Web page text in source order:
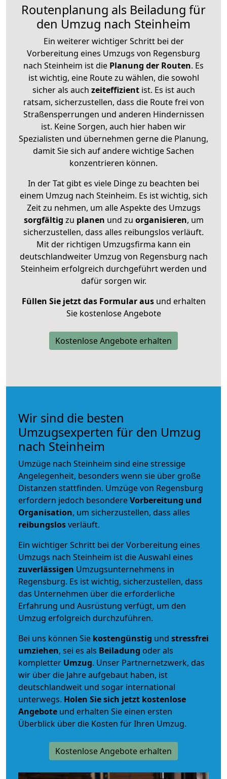
Routenplanung als Beiladung für
den Umzug nach Steinheim
Ein weiterer wichtiger Schritt bei der
Vorbereitung eines Umzugs von Regensburg
nach Steinheim ist die Planung der Routen. Es
ist wichtig, eine Route zu wählen, die sowohl
sicher als auch zeiteffizientist. Es ist auch
ratsam, sicherzustellen, dass die Route frei von
Straßensperrungen und anderen Hindernissen
ist. Keine Sorgen, auch hier haben wir
Spezialisten und übernehmen gerne die Planung,
damit Sie sich auf andere wichtige Sachen
konzentrieren können.
In der Tat gibt es viele Dinge zu beachten bei
einem Umzug nach Steinheim. Es ist wichtig, sich
Zeit zu nehmen, um alle Aspekte des Umzugs
sorgfältig zu planen und zu organisieren, um
sicherzustellen, dass alles reibungslos verläuft.
Mit der richtigen Umzugsfirma kann ein
deutschlandweiter Umzug von Regensburg nach
Steinheim erfolgreich durchgeführt werden und
dafür sorgen wir.
Füllen Sie jetzt das Formular ausund erhalten
Sie kostenlose Angebote
Kostenlose Angebote erhalten
Wir sind die besten
Umzugsexperten für den Umzug
nach Steinheim
Umzüge nach Steinheim sind eine stressige
Angelegenheit, besonders wenn sie über große
Distanzen stattfinden. Umzüge von Regensburg
erfordern jedoch besondereVorbereitung und
Organisation, um sicherzustellen, dass alles
reibungslosverläuft.
Ein wichtiger Schritt bei der Vorbereitung eines
Umzugs nach Steinheim ist die Auswahl eines
zuverlässigen Umzugsunternehmens in
Regensburg. Es ist wichtig, sicherzustellen, dass
das Unternehmen über die erforderliche
Erfahrung und Ausrüstung verfügt, um den
Umzug erfolgreich durchzuführen.
Bei uns können Sie kostengünstig und stressfrei
umziehen, sei es als Beiladung oder als
kompletter Umzug. Unser Partnernetzwerk, das
wir über die Jahre aufgebaut haben, ist
deutschlandweit und sogar international
unterwegs. Holen Sie sich jetzt kostenlose
Angebote und erhalten Sie einen ersten
Überblick über die Kosten für Ihren Umzug.
Kostenlose Angebote erhalten